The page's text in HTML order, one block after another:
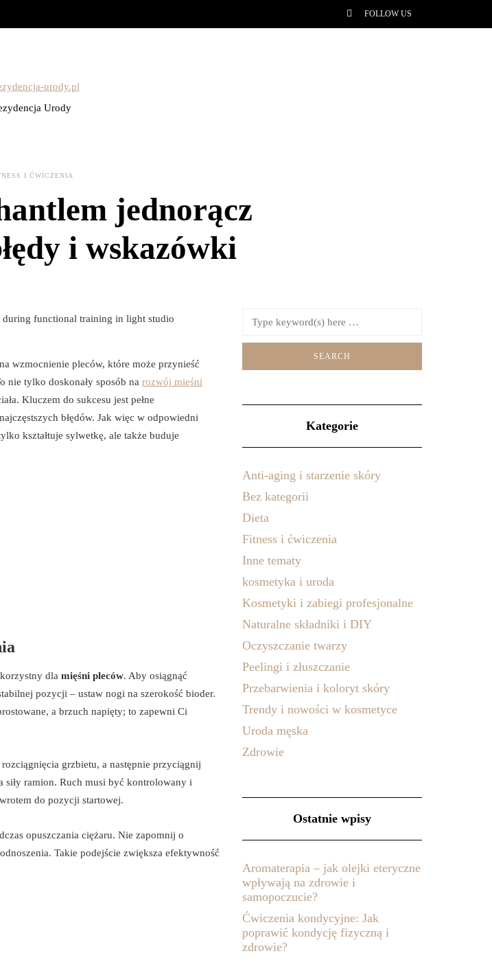
FOLLOW US
Urody
I ĆWICZENIA
jednorącz
i wskazówki
wzmocnienie pleców, które może przynieść
nie tylko doskonały sposób na rozwój mięśni
Kluczem do sukcesu jest pełne
błędów. Jak więc w odpowiedni
kształtuje sylwetkę, ale także buduje
dla mięśni pleców. Aby osiągnąć
pozycji – ustaw nogi na szerokość bioder.
a brzuch napięty; to zapewni Ci
grzbietu, a następnie przyciągnij
siły ramion. Ruch musi być kontrolowany i
do pozycji startowej.
opuszczania ciężaru. Nie zapomnij o
Takie podejście zwiększa efektywność
Kategorie
Anti-aging i starzenie skóry
Bez kategorii
Dieta
Fitness i ćwiczenia
Inne tematy
kosmetyka i uroda
Kosmetyki i zabiegi profesjonalne
Naturalne składniki i DIY
Oczyszczanie twarzy
Peelingi i złuszczanie
Przebarwienia i koloryt skóry
Trendy i nowości w kosmetyce
Uroda męska
Zdrowie
Ostatnie wpisy
Aromaterapia – jak olejki eteryczne
wpływają na zdrowie i
samopoczucie?
Ćwiczenia kondycyjne: Jak
poprawić kondycję fizyczną i
zdrowie?